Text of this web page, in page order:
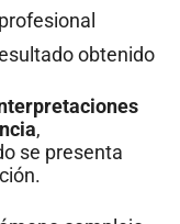
obtenido
,
se presenta